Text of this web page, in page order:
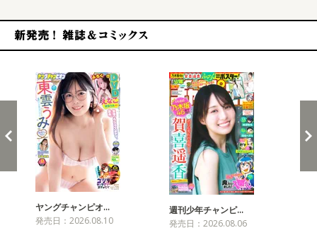
ヤングチャンピオ…
発売日：2026.08.10
週刊少年チャンピ…
発売日：2026.08.06